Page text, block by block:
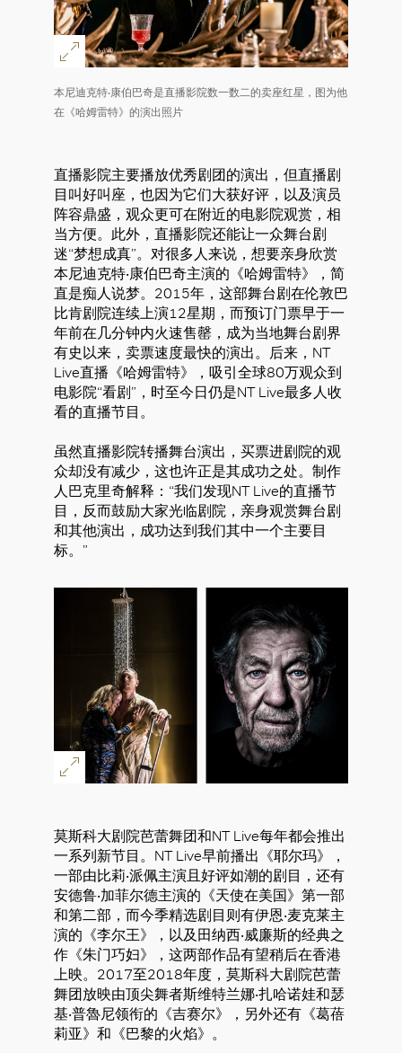
本尼迪克特‧康伯巴奇是直播影院数一数二的卖座红星，图为他
在《哈姆雷特》的演出照片
直播影院主要播放优秀剧团的演出，但直播剧
目叫好叫座，也因为它们大获好评，以及演员
阵容鼎盛，观众更可在附近的电影院观赏，相
当方便。此外，直播影院还能让一众舞台剧
迷“梦想成真”。对很多人来说，想要亲身欣赏
本尼迪克特‧康伯巴奇主演的《哈姆雷特》，简
直是痴人说梦。2015年，这部舞台剧在伦敦巴
比肯剧院连续上演12星期，而预订门票早于一
年前在几分钟内火速售罄，成为当地舞台剧界
有史以来，卖票速度最快的演出。后来，NT
Live直播《哈姆雷特》，吸引全球80万观众到
电影院“看剧”，时至今日仍是NT Live最多人收
看的直播节目。
虽然直播影院转播舞台演出，买票进剧院的观
众却没有减少，这也许正是其成功之处。制作
人巴克里奇解释：“我们发现NT Live的直播节
目，反而鼓励大家光临剧院，亲身观赏舞台剧
和其他演出，成功达到我们其中一个主要目
标。”
莫斯科大剧院芭蕾舞团和NT Live每年都会推出
一系列新节目。NT Live早前播出《耶尔玛》，
一部由比莉‧派佩主演且好评如潮的剧目，还有
安德鲁‧加菲尔德主演的《天使在美国》第一部
和第二部，而今季精选剧目则有伊恩‧麦克莱主
演的《李尔王》，以及田纳西‧威廉斯的经典之
作《朱门巧妇》，这两部作品有望稍后在香港
上映。2017至2018年度，莫斯科大剧院芭蕾
舞团放映由顶尖舞者斯维特兰娜‧扎哈诺娃和瑟
基‧普魯尼领衔的《吉赛尔》，另外还有《葛蓓
莉亚》和《巴黎的火焰》。